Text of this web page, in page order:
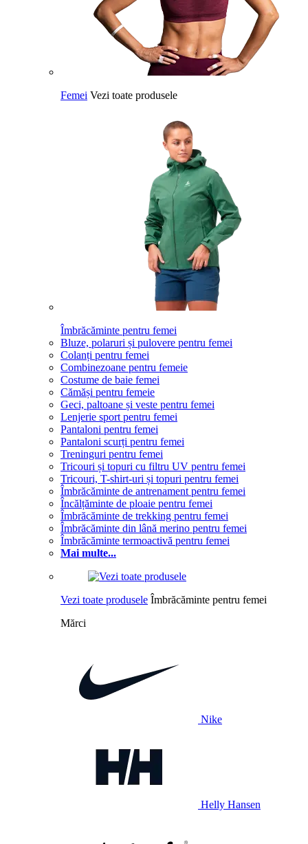
Femei Vezi toate produsele
Îmbrăcăminte pentru femei
Bluze, polaruri și pulovere pentru femei
Colanți pentru femei
Combinezoane pentru femeie
Costume de baie femei
Cămăși pentru femeie
Geci, paltoane și veste pentru femei
Lenjerie sport pentru femei
Pantaloni pentru femei
Pantaloni scurți pentru femei
Treninguri pentru femei
Tricouri și topuri cu filtru UV pentru femei
Tricouri, T-shirt-uri și topuri pentru femei
Îmbrăcăminte de antrenament pentru femei
Încălțăminte de ploaie pentru femei
Îmbrăcăminte de trekking pentru femei
Îmbrăcăminte din lână merino pentru femei
Îmbrăcăminte termoactivă pentru femei
Mai multe...
Vezi toate produsele Îmbrăcăminte pentru femei
Mărci
Nike
Helly Hansen